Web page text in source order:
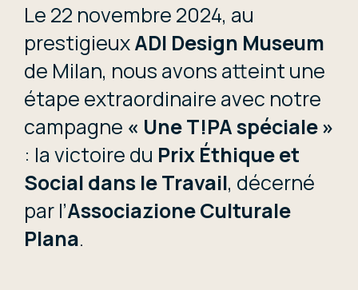
Le 22 novembre 2024, au
prestigieuxADI Design Museum
de Milan, nous avons atteint une
étape extraordinaire avec notre
campagne « Une T!PA spéciale »
: la victoire du Prix Éthique et
Social dans le Travail, décerné
par l’Associazione Culturale
Plana.